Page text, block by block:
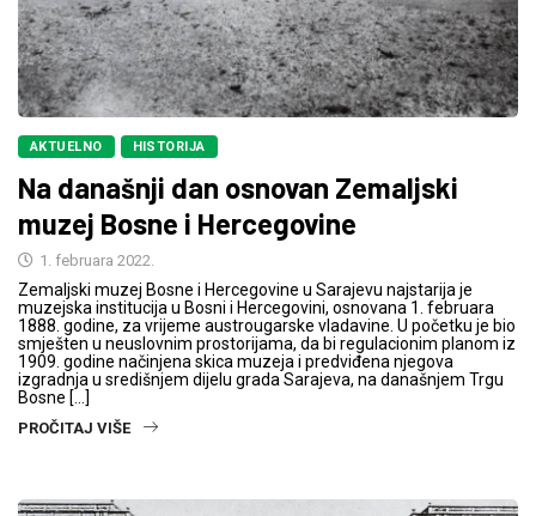
AKTUELNO HISTORIJA
Na današnji dan osnovan Zemaljski
muzej Bosne i Hercegovine
1. februara 2022.
Zemaljski muzej Bosne i Hercegovine u Sarajevu najstarija je
muzejska institucija u Bosni i Hercegovini, osnovana 1. februara
1888. godine, za vrijeme austrougarske vladavine. U početku je bio
smješten u neuslovnim prostorijama, da bi regulacionim planom iz
1909. godine načinjena skica muzeja i predviđena njegova
izgradnja u središnjem dijelu grada Sarajeva, na današnjem Trgu
Bosne […]
PROČITAJ VIŠE